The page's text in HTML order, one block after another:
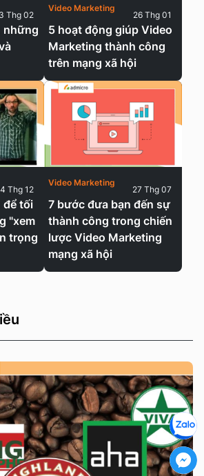
những
Thg 02
5 hoạt động giúp Video
Marketing thành công
trên mạng xã hội
Video Marketing
26 Thg 01
để tối
"xem
trọng
Thg 12
7 bước đưa bạn đến sự
thành công trong chiến
lược Video Marketing
mạng xã hội
Video Marketing
27 Thg 07